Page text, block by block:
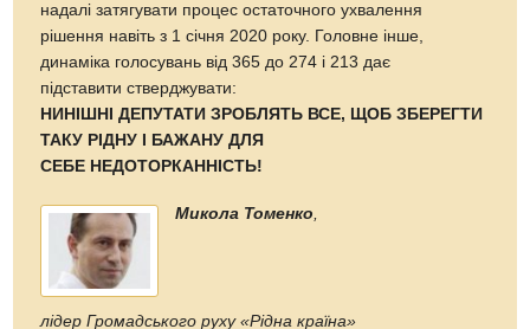
надалі затягувати процес остаточного ухвалення
рішення навіть з 1 січня 2020 року. Головне інше,
динаміка голосувань від 365 до 274 і 213 дає
підставити стверджувати:
НИНІШНІ ДЕПУТАТИ ЗРОБЛЯТЬ ВСЕ, ЩОБ ЗБЕРЕГТИ
ТАКУ РІДНУ І БАЖАНУ ДЛЯ
СЕБЕ НЕДОТОРКАННІСТЬ!
Микола Томенко
лідер Громадського руху «Рідна країна»